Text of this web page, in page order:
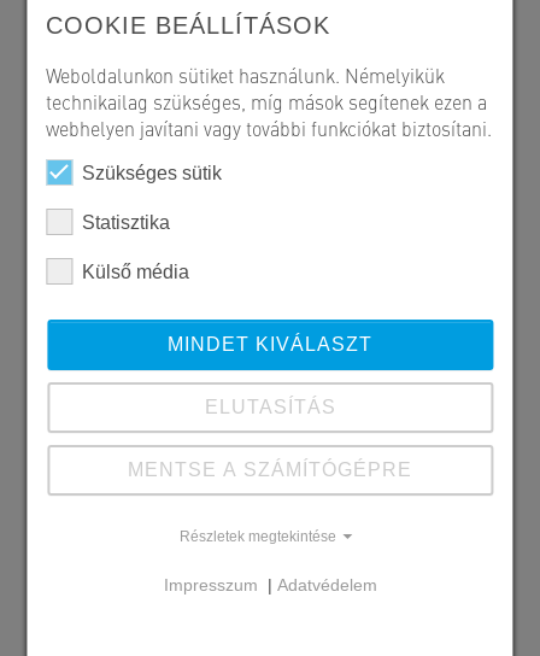
Szállított SW termékek
Aknaelemek
COOKIE BEÁLLÍTÁSOK
Weboldalunkon sütiket használunk. Némelyikük
technikailag szükséges, míg mások segítenek ezen a
webhelyen javítani vagy további funkciókat biztosítani.
Szükséges sütik
Statisztika
Külső média
MINDET KIVÁLASZT
ELUTASÍTÁS
MENTSE A SZÁMÍTÓGÉPRE
Részletek megtekintése
Impresszum | Adatvédelem